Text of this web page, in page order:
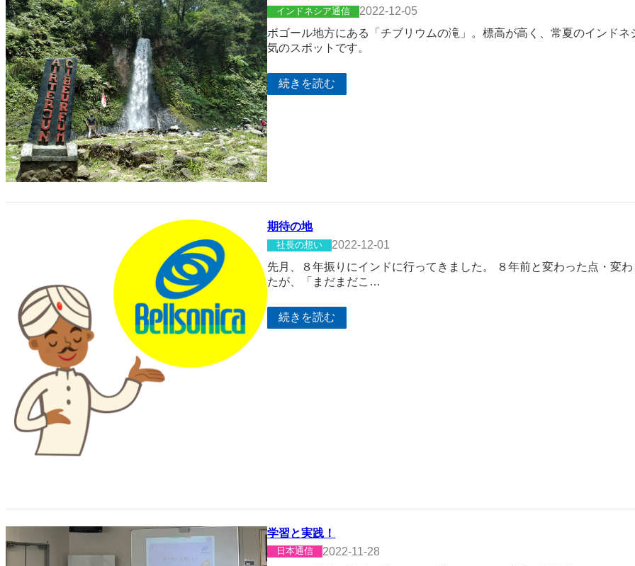
インドネシア通信
2022-12-05
ボゴール地方にある「チブリウムの滝」。標高が高く、常夏のインドネ
気のスポットです。
続きを読む
期待の地
社長の想い
2022-12-01
先月、８年振りにインドに行ってきました。 ８年前と変わった点・変
たが、「まだまだこ…
続きを読む
学習と実践！
日本通信
2022-11-28